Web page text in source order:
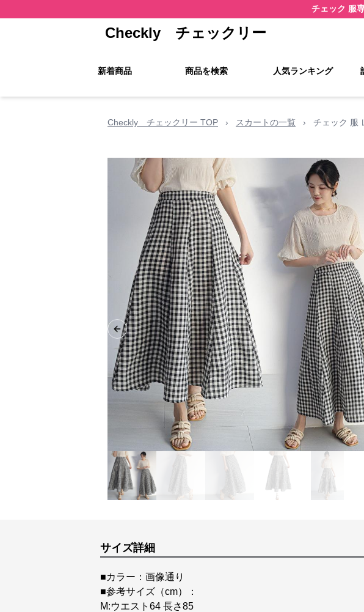
チェック 服
Checkly チェックリー
新着商品 商品を検索 人気ランキング
Checkly チェックリー TOP › スカートの一覧 › チェック 服
Previous slide
サイズ詳細
■カラー：画像通り
■参考サイズ（cm）：
M:ウエスト64 長さ85